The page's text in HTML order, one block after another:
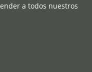
a todos nuestros